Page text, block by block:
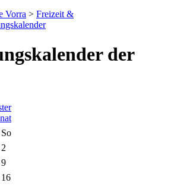
Vorra > Freizeit &
der
So
2
9
16